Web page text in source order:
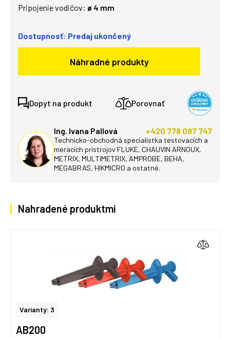
Pripojenie vodičov: ø 4 mm
Dostupnosť: Predaj ukončený
Náhradné produkty
Dopyt na produkt Porovnať
Ing. Ivana Pallová +420 778 097 747
Technicko-obchodná specialistka testovacích a
meracích prístrojov FLUKE, CHAUVIN ARNOUX,
METRIX, MULTIMETRIX, AMPROBE, BEHA,
MEGABRAS, HIKMICRO a ostatné.
Nahradené produktmi
Varianty: 3
AB200